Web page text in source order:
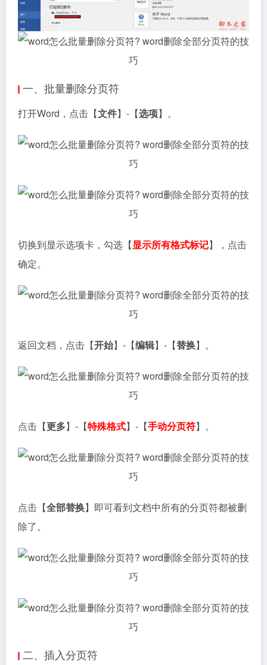
一、批量删除分页符
打开Word，点击【文件】-【选项】。
切换到显示选项卡，勾选【显示所有格式标记】，点击
确定。
返回文档，点击【开始】-【编辑】-【替换】。
点击【更多】-【特殊格式】-【手动分页符】。
点击【全部替换】即可看到文档中所有的分页符都被删
除了。
二、插入分页符